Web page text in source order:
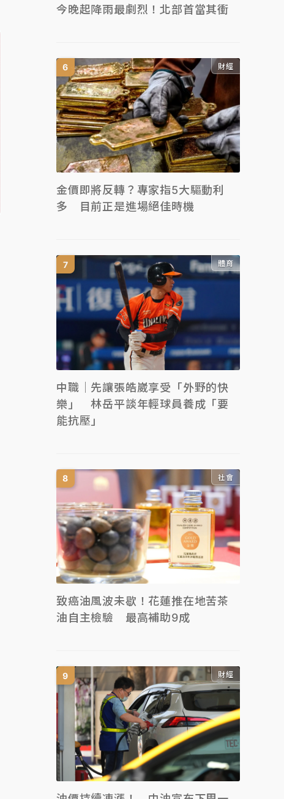
今晚起降雨最劇烈！北部首當其衝
財經
金價即將反轉？專家指5大驅動利
多 目前正是進場絕佳時機
體育
中職｜先讓張皓崴享受「外野的快
樂」 林岳平談年輕球員養成「要
能抗壓」
社會
致癌油風波未歇！花蓮推在地苦茶
油自主檢驗 最高補助9成
財經